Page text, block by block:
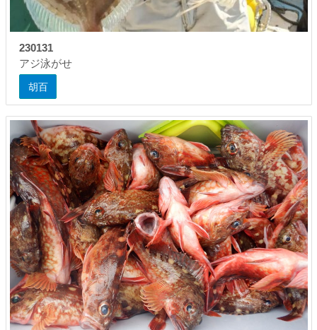
230131
アジ泳がせ
胡百